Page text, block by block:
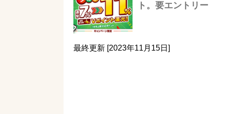
ト。要エントリー
最終更新 [2023年11月15日]